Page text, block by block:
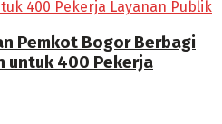
Pemkot Bogor Berbagi
untuk 400 Pekerja